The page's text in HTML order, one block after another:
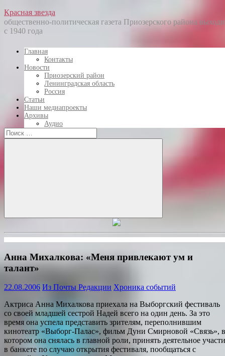
Перейти
к
содержанию
Красная звезда
общественно-политическая газета Приозерского района
с 1940 года
Главная
Контакты
Новости
Приозерский район
Ленинградская область
Россия
Статьи
Наши медиапроекты
Архивы
Аудио
Искать:
Искать
Анна Михалкова: «Меня привлекают ум и
талант»
22.08.2006 Из Почты Редакции Хроника событий
Актриса Анна Михалкова приехала на Выборгский фестиваль
со своей младшей сестрой Надей всего на один день. За это
время она успела представить зрителям, переполнившим
кинотеатр «Выборг-Палас», фильм Дуни Смирновой «Связь», в
котором она снялась в главной роли, принять деятельное
в банкете по случаю открытия фестиваля, пообщаться с